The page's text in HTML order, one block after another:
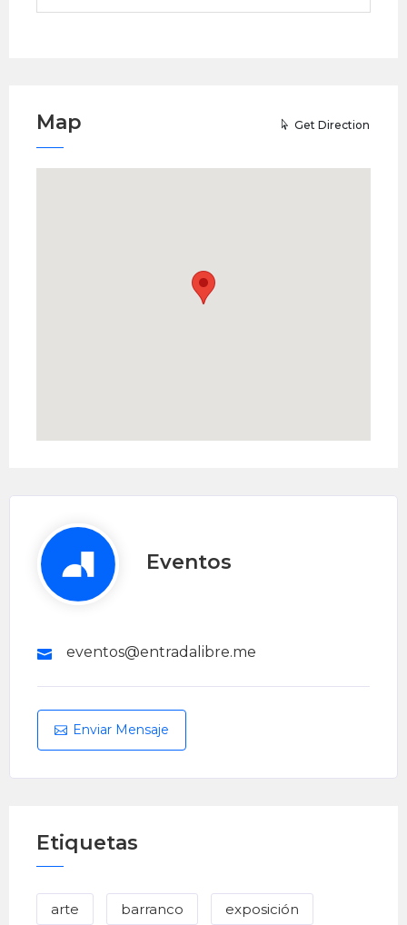
Map Get Direction
Eventos
eventos@entradalibre.me
Enviar Mensaje
Etiquetas
arte barranco exposición